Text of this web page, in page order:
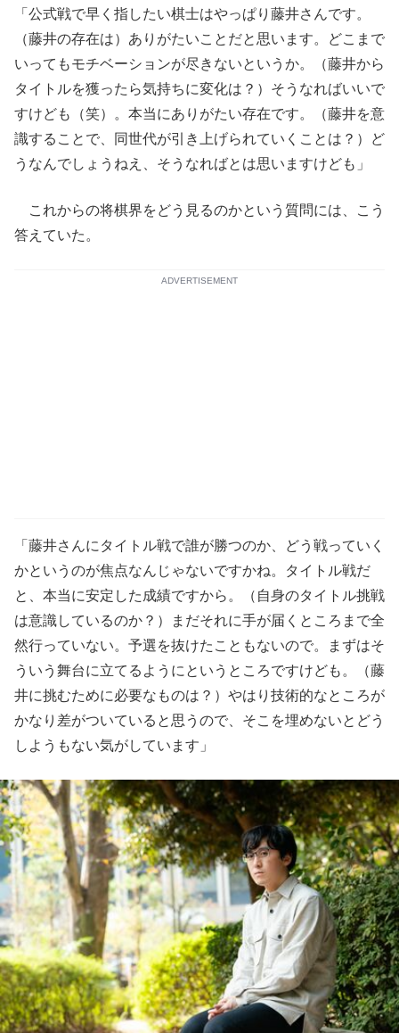
「公式戦で早く指したい棋士はやっぱり藤井さんです。
（藤井の存在は）ありがたいことだと思います。どこまで
いってもモチベーションが尽きないというか。（藤井から
タイトルを獲ったら気持ちに変化は？）そうなればいいで
すけども（笑）。本当にありがたい存在です。（藤井を意
識することで、同世代が引き上げられていくことは？）ど
うなんでしょうねえ、そうなればとは思いますけども」
これからの将棋界をどう見るのかという質問には、こう
答えていた。
ADVERTISEMENT
「藤井さんにタイトル戦で誰が勝つのか、どう戦っていく
かというのが焦点なんじゃないですかね。タイトル戦だ
と、本当に安定した成績ですから。（自身のタイトル挑戦
は意識しているのか？）まだそれに手が届くところまで全
然行っていない。予選を抜けたこともないので。まずはそ
ういう舞台に立てるようにというところですけども。（藤
井に挑むために必要なものは？）やはり技術的なところが
かなり差がついていると思うので、そこを埋めないとどう
しようもない気がしています」